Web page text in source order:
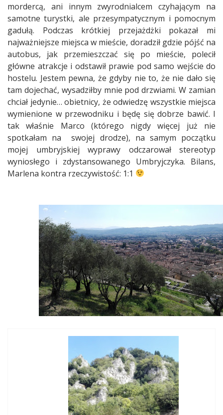
mordercą, ani innym zwyrodnialcem czyhającym na
samotne turystki, ale przesympatycznym i pomocnym
gadułą. Podczas krótkiej przejażdżki pokazał mi
najważniejsze miejsca w mieście, doradził gdzie pójść na
autobus, jak przemieszczać się po mieście, polecił
główne atrakcje i odstawił prawie pod samo wejście do
hostelu. Jestem pewna, że gdyby nie to, że nie dało się
tam dojechać, wysadziłby mnie pod drzwiami. W zamian
chciał jedynie… obietnicy, że odwiedzę wszystkie miejsca
wymienione w przewodniku i będę się dobrze bawić. I
tak właśnie Marco (którego nigdy więcej już nie
spotkałam na swojej drodze), na samym początku
mojej umbryjskiej wyprawy odczarował stereotyp
wyniosłego i zdystansowanego Umbryjczyka. Bilans,
Marlena kontra rzeczywistość: 1:1